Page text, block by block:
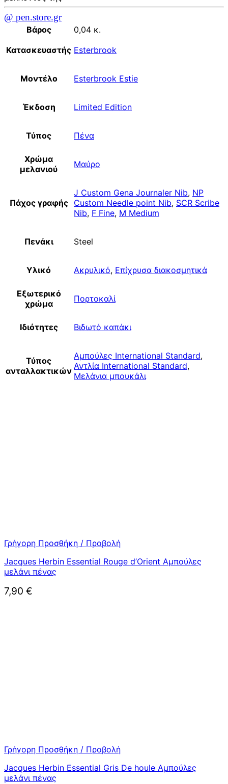
@ pen.store.gr
Βάρος
0,04 κ.
Κατασκευαστής Esterbrook
Μοντέλο Esterbrook Estie
Έκδοση Limited Edition
Τύπος Πένα
Χρώμα
μελανιού
Μαύρο
Πάχος γραφής
J Custom Gena Journaler Nib, NP
Custom Needle point Nib, SCR Scribe
Nib, F Fine, M Medium
Πενάκι Steel
Υλικό Ακρυλικό, Επίχρυσα διακοσμητικά
Εξωτερικό
χρώμα
Πορτοκαλί
Ιδιότητες Βιδωτό καπάκι
Τύπος
ανταλλακτικών
Αμπούλες International Standard,
Αντλία International Standard,
Μελάνια μπουκάλι
Γρήγορη Προσθήκη / Προβολή
Jacques Herbin Essential Rouge d’Orient Αμπούλες
μελάνι πένας
7,90 €
Γρήγορη Προσθήκη / Προβολή
Jacques Herbin Essential Gris De houle Αμπούλες
μελάνι πένας